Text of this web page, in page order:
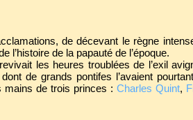
de décevant le règne
l’histoire de la papauté de l’époque.
les heures troublées de l’exil
de grands pontifes l’avaient
mains de trois princes : Charles Quint,